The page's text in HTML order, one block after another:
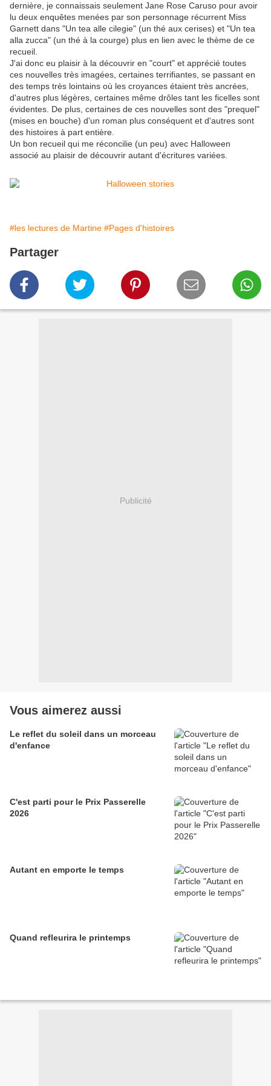
dernière, je connaissais seulement Jane Rose Caruso pour avoir
lu deux enquêtes menées par son personnage récurrent Miss
Garnett dans "Un tea alle cilegie" (un thé aux cerises) et "Un tea
alla zucca" (un thé à la courge) plus en lien avec le thème de ce
recueil.
J'ai donc eu plaisir à la découvrir en "court" et apprécié toutes
ces nouvelles très imagées, certaines terrifiantes, se passant en
des temps très lointains où les croyances étaient très ancrées,
d'autres plus légères, certaines même drôles tant les ficelles sont
évidentes. De plus, certaines de ces nouvelles sont des "prequel"
(mises en bouche) d'un roman plus conséquent et d'autres sont
des histoires à part entière.
Un bon recueil qui me réconcilie (un peu) avec Halloween
associé au plaisir de découvrir autant d'écritures variées.
#les lectures de Martine #Pages d'histoires
Partager
Publicité
Vous aimerez aussi
Le reflet du soleil dans un morceau
d'enfance
C'est parti pour le Prix Passerelle
2026
Autant en emporte le temps
Quand refleurira le printemps